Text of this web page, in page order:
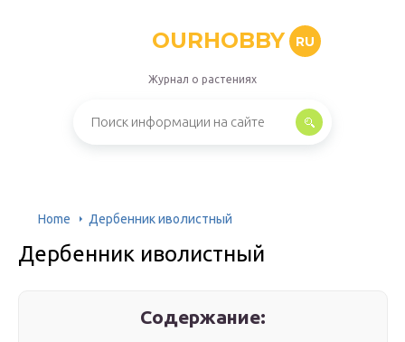
OURHOBBY RU
Журнал о растениях
Home Дербенник иволистный
Дербенник иволистный
Содержание: